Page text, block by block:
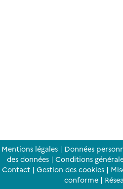
Mentions légales| Données
des données | Conditions
Contact | Gestion des cookies |
conforme|